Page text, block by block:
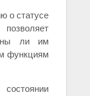
о статусе
ли им
функциям